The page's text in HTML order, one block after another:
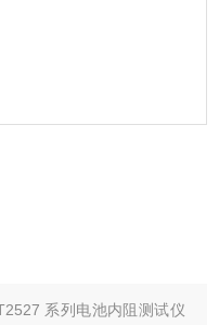
系列电池内阻测试仪